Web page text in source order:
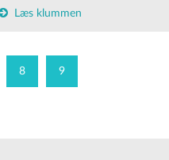
Læs klummen
8 9